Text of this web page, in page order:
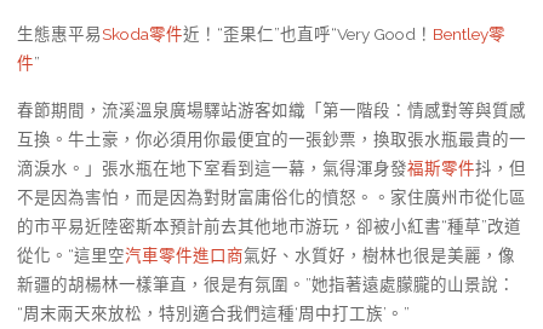
生態惠平易Skoda零件近！“歪果仁”也直呼“Very Good！ Bentley零
件”
春節期間，流溪溫泉廣場驛站游客如織「第一階段：情感對等與質感
互換。牛土豪，你必須用你最便宜的一張鈔票，換取張水瓶最貴的一
滴淚水。」張水瓶在地下室看到這一幕，氣得渾身發福斯零件抖，但
不是因為害怕，而是因為對財富庸俗化的憤怒。。家住廣州市從化區
的市平易近陸密斯本預計前去其他地市游玩，卻被小紅書“種草”改道
從化。“這里空汽車零件進口商氣好、水質好，樹林也很是美麗，像
新疆的胡楊林一樣筆直，很是有氛圍。”她指著遠處朦朧的山景說：
“周末兩天來放松，特別適合我們這種‘周中打工族’。”